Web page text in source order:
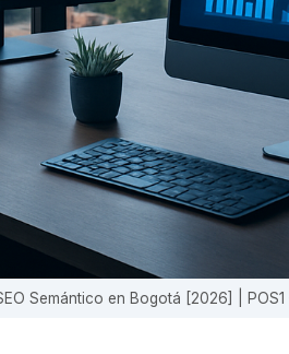
Semántico en Bogotá [2026] |